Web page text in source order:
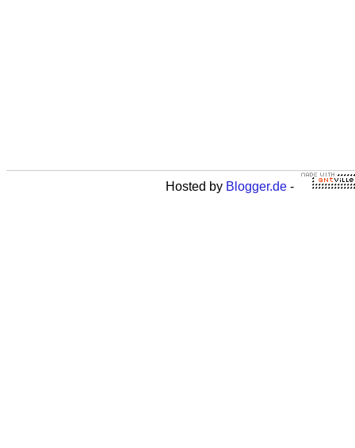
Hosted by Blogger.de-